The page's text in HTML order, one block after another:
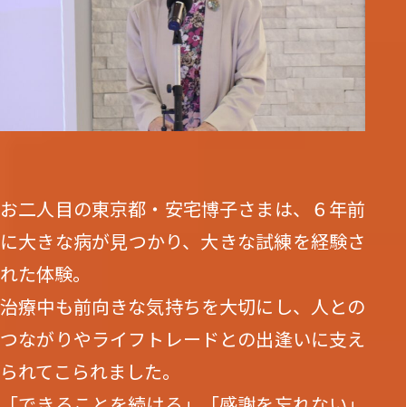
お二人目の東京都・安宅博子さまは、６年前
に大きな病が見つかり、大きな試練を経験さ
れた体験。
治療中も前向きな気持ちを大切にし、人との
つながりやライフトレードとの出逢いに支え
られてこられました。